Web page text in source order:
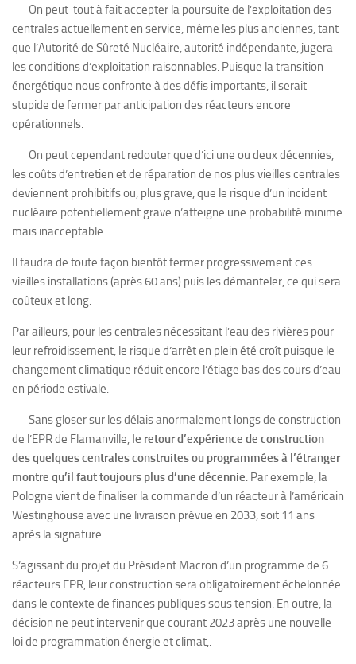
On peut tout à fait accepter la poursuite de l’exploitation des
centrales actuellement en service, même les plus anciennes, tant
que l’Autorité de Sûreté Nucléaire, autorité indépendante, jugera
les conditions d’exploitation raisonnables. Puisque la transition
énergétique nous confronte à des défis importants, il serait
stupide de fermer par anticipation des réacteurs encore
opérationnels.
On peut cependant redouter que d’ici une ou deux décennies,
les coûts d’entretien et de réparation de nos plus vieilles centrales
deviennent prohibitifs ou, plus grave, que le risque d’un incident
nucléaire potentiellement grave n’atteigne une probabilité minime
mais inacceptable.
Il faudra de toute façon bientôt fermer progressivement ces
vieilles installations (après 60 ans) puis les démanteler, ce qui sera
coûteux et long.
Par ailleurs, pour les centrales nécessitant l’eau des rivières pour
leur refroidissement, le risque d’arrêt en plein été croît puisque le
changement climatique réduit encore l’étiage bas des cours d’eau
en période estivale.
Sans gloser sur les délais anormalement longs de construction
de l’EPR de Flamanville, le retour d’expérience de construction
des quelques centrales construites ou programmées à l’étranger
montre qu’il faut toujours plus d’une décennie. Par exemple, la
Pologne vient de finaliser la commande d’un réacteur à l’américain
Westinghouse avec une livraison prévue en 2033, soit 11 ans
après la signature.
S’agissant du projet du Président Macron d’un programme de 6
réacteurs EPR, leur construction sera obligatoirement échelonnée
dans le contexte de finances publiques sous tension. En outre, la
décision ne peut intervenir que courant 2023 après une nouvelle
loi de programmation énergie et climat,.